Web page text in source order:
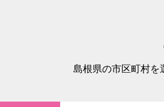
島根県の市区町村を